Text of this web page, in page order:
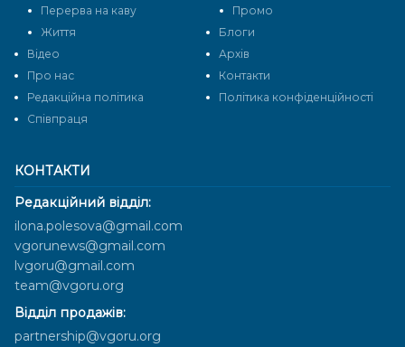
КОНТАКТИ
Редакційний відділ:
ilona.polesova@gmail.com
vgorunews@gmail.com
lvgoru@gmail.com
team@vgoru.org
Відділ продажів:
partnership@vgoru.org
Перерва на каву
Промо
Життя
Блоги
Відео
Архів
Про нас
Контакти
Редакційна політика
Політика конфіденційності
Cпівпраця